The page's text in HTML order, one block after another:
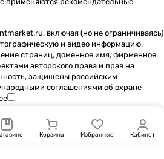
включая (но не ограничиваясь)
и видео информацию,
страниц, доменное имя, фирменное
авторского права и прав на
защищены российским
соглашениями об охране
Корзина Избранные Кабинет